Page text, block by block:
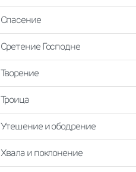
Спасение
Сретение Господне
Творение
Троица
Утешение и ободрение
Хвала и поклонение